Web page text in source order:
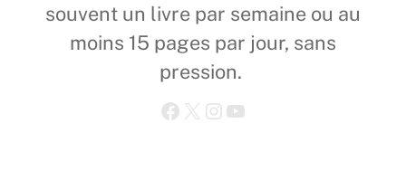
souvent un livre par semaine ou au
moins 15 pages par jour, sans
pression.
Facebook X Instagram YouTube